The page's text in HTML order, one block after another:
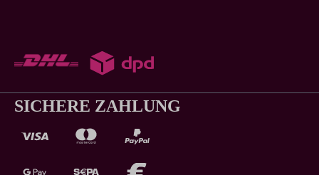
SICHERE ZAHLUNG